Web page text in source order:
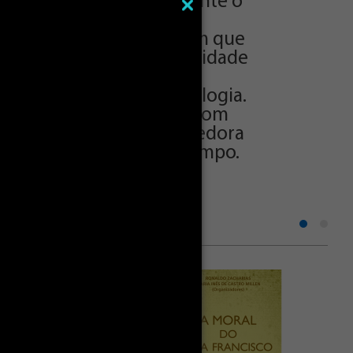
de Teologia Moral
de polarização em que
por uma singularidade
veem-se como
se adequam a sua ideologia.
possível de agir com
e atento à carne sofredora
presente em nosso tempo.